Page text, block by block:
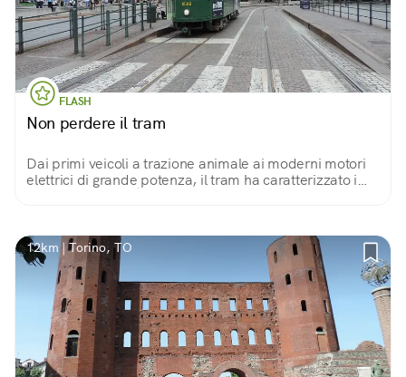
FLASH
Non perdere il tram
Dai primi veicoli a trazione animale ai moderni motori
elettrici di grande potenza, il tram ha caratterizzato i
12km | Torino, TO